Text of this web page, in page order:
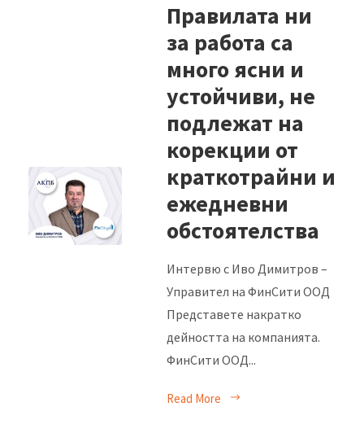
Правилата ни
за работа са
много ясни и
устойчиви, не
подлежат на
корекции от
краткотрайни и
ежедневни
обстоятелства
Интервю с Иво Димитров –
Управител на ФинСити ООД
Представете накратко
дейността на компанията.
ФинСити ООД...
Read More